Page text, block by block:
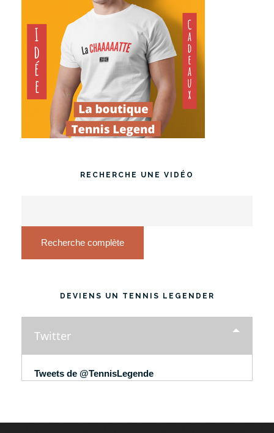
RECHERCHE UNE VIDÉO
Recherche complète
DEVIENS UN TENNIS LEGENDER
Twitter
Tweets de @TennisLegende